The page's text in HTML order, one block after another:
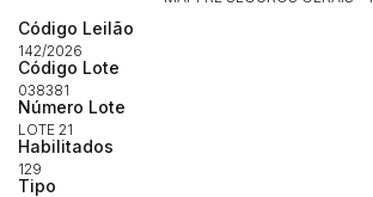
Código Leilão
142/2026
Código Lote
038381
Número Lote
LOTE 21
Habilitados
129
Tipo
Envie sua Proposta
(Art. 895, CPC)
Histórico de Propostas
Habilite-se para efetuar lances ou
propostas